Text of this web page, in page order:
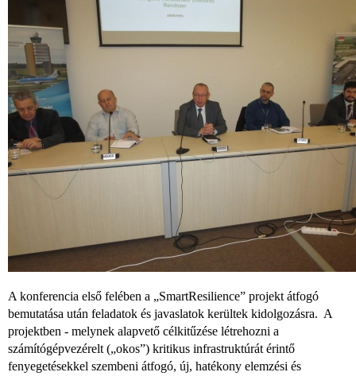
A konferencia első felében a „SmartResilience” projekt átfogó
bemutatása után feladatok és javaslatok kerültek kidolgozásra. A
projektben - melynek alapvető célkitűzése létrehozni a
számítógépvezérelt („okos”) kritikus infrastruktúrát érintő
fenyegetésekkel szembeni átfogó, új, hatékony elemzési és